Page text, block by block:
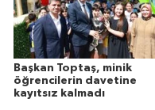
Başkan Toptaş, minik
öğrencilerin davetine
kayıtsız kalmadı